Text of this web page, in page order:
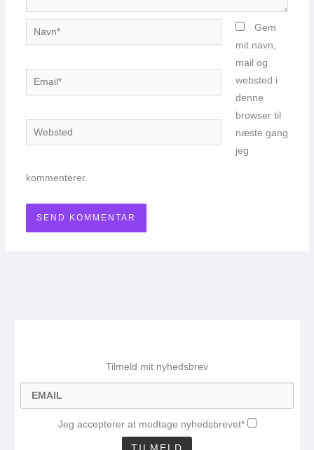
Navn*
Email*
Websted
Gem
mit navn,
mail og
websted i
denne
browser til
næste gang
jeg
kommenterer.
Tilmeld mit nyhedsbrev
Jeg accepterer at modtage nyhedsbrevet*